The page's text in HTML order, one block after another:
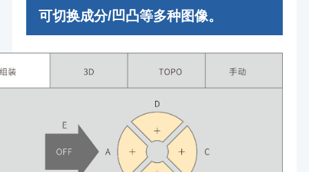
可切换成分/凹凸等多种图像。